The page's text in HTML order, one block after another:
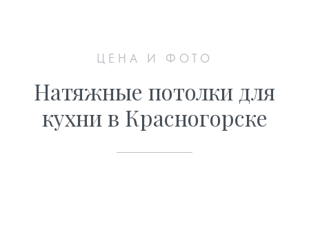
ЦЕНА И ФОТО
Натяжные потолки для
кухни в Красногорске